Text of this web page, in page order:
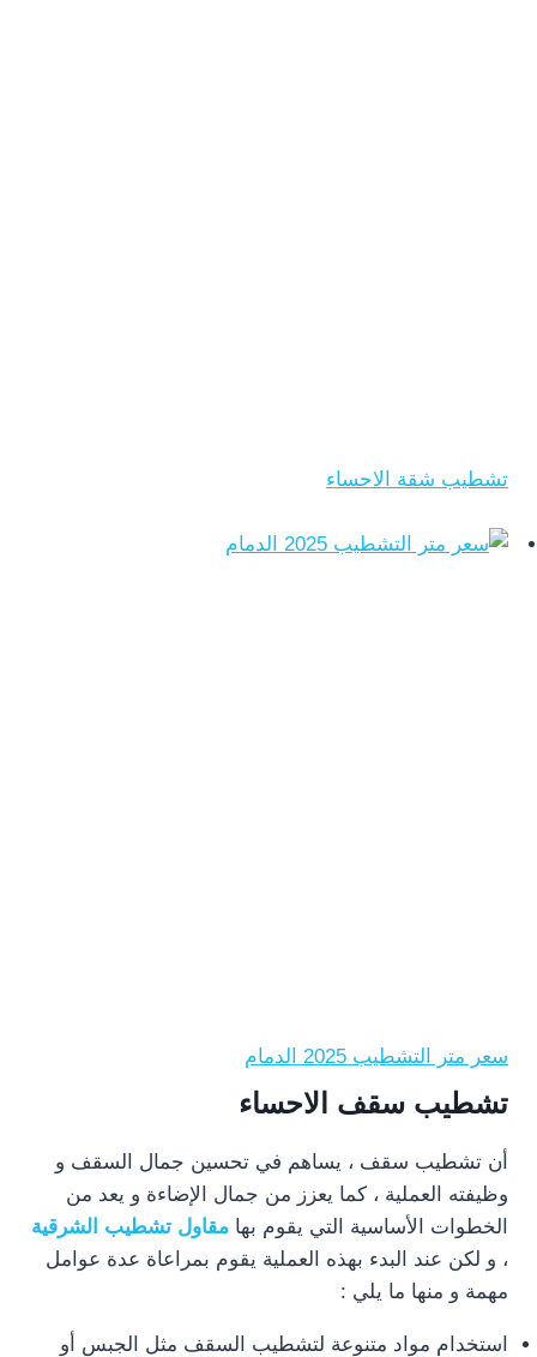
تشطيب شقة الاحساء
سعر متر التشطيب 2025 الدمام
تشطيب سقف الاحساء
أن تشطيب سقف ، يساهم في تحسين جمال السقف و
وظيفته العملية ، كما يعزز من جمال الإضاءة و يعد من
الخطوات الأساسية التي يقوم بها مقاول تشطيب الشرقية
، و لكن عند البدء بهذه العملية يقوم بمراعاة عدة عوامل
مهمة و منها ما يلي :
استخدام مواد متنوعة لتشطيب السقف مثل الجبس أو